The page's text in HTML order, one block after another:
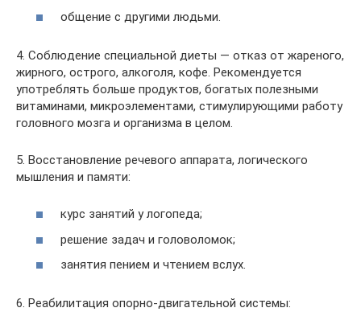
общение с другими людьми.
4. Соблюдение специальной диеты — отказ от жареного,
жирного, острого, алкоголя, кофе. Рекомендуется
употреблять больше продуктов, богатых полезными
витаминами, микроэлементами, стимулирующими работу
головного мозга и организма в целом.
5. Восстановление речевого аппарата, логического
мышления и памяти:
курс занятий у логопеда;
решение задач и головоломок;
занятия пением и чтением вслух.
6. Реабилитация опорно-двигательной системы: